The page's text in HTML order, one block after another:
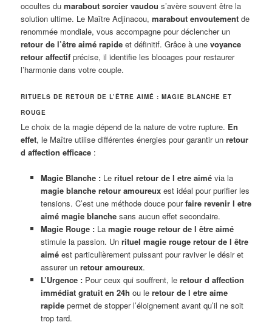
occultes dumarabout sorcier vaudou s’avère souvent être la
solution ultime. Le Maître Adjinacou,marabout envoutement de
renommée mondiale, vous accompagne pour déclencher un
retour de l’être aimé rapide et définitif. Grâce à unevoyance
retour affectif précise, il identifie les blocages pour restaurer
l’harmonie dans votre couple.
RITUELS DE RETOUR DE L’ÊTRE AIMÉ : MAGIE BLANCHE ET
ROUGE
Le choix de la magie dépend de la nature de votre rupture. En
effet, le Maître utilise différentes énergies pour garantir unretour
d affection efficace :
Magie Blanche :Le rituel retour de l etre aimévia la
magie blanche retour amoureuxest idéal pour purifier les
tensions. C’est une méthode douce pourfaire revenir l etre
aimé magie blanchesans aucun effet secondaire.
Magie Rouge :La magie rouge retour de l être aimé
stimule la passion. Un rituel magie rouge retour de l être
aiméest particulièrement puissant pour raviver le désir et
assurer un retour amoureux.
L’Urgence :Pour ceux qui souffrent, le retour d affection
immédiat gratuit en 24h ou le retour de l etre aime
rapidepermet de stopper l’éloignement avant qu’il ne soit
trop tard.